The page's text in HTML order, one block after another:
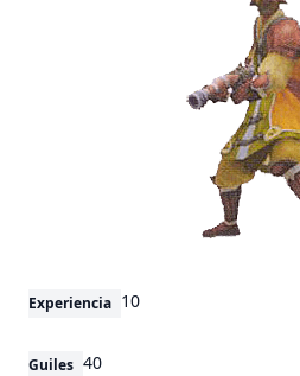
Experiencia 10
Guiles 40